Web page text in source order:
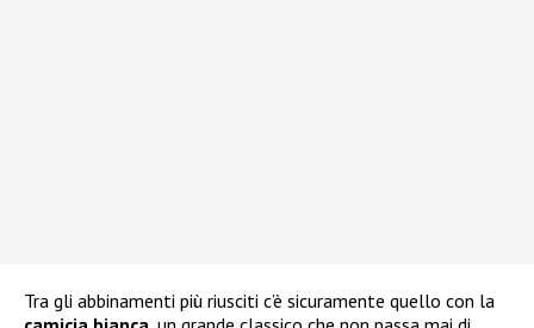
Tra gli abbinamenti più riusciti c’è sicuramente quello con la